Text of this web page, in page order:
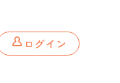
ログイン